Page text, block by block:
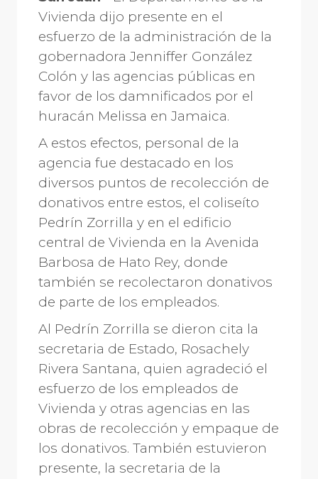
Vivienda dijo presente en el
esfuerzo de la administración de la
gobernadora Jenniffer González
Colón y las agencias públicas en
favor de los damnificados por el
huracán Melissa en Jamaica.
A estos efectos, personal de la
agencia fue destacado en los
diversos puntos de recolección de
donativos entre estos, el coliseíto
Pedrín Zorrilla y en el edificio
central de Vivienda en la Avenida
Barbosa de Hato Rey, donde
también se recolectaron donativos
de parte de los empleados.
Al Pedrín Zorrilla se dieron cita la
secretaria de Estado, Rosachely
Rivera Santana, quien agradeció el
esfuerzo de los empleados de
Vivienda y otras agencias en las
obras de recolección y empaque de
los donativos. También estuvieron
presente, la secretaria de la